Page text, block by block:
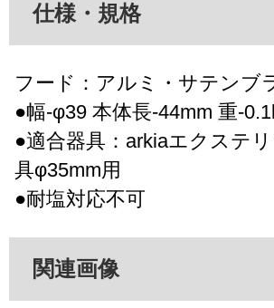
仕様・規格
フード：アルミ・サテンブ
●幅-φ39 本体長-44mm 重-
●適合器具：arkiaエクステ
具φ35mm用
●耐塩対応不可
関連画像